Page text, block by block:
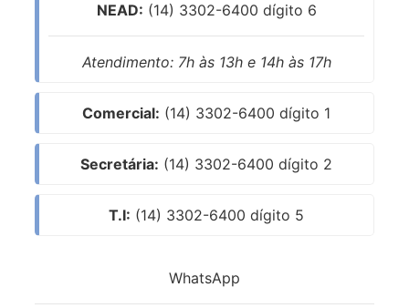
NEAD: (14) 3302-6400 dígito 6
Atendimento: 7h às 13h e 14h às 17h
Comercial: (14) 3302-6400 dígito 1
Secretária: (14) 3302-6400 dígito 2
T.I: (14) 3302-6400 dígito 5
WhatsApp